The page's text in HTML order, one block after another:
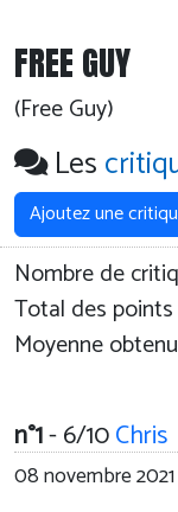
FREE GUY
(Free Guy)
Les
Ajoutez une
Nombre de
Total des points
Moyenne
n°1- 6/10Chris
08 novembre 2021